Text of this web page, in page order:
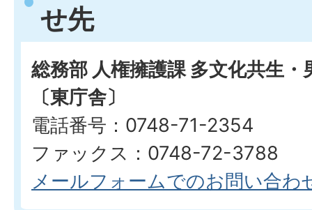
せ先
総務部 人権擁護課 多文化共生・
〔東庁舎〕
電話番号：0748-71-2354
ファックス：0748-72-3788
メールフォームでのお問い合わ